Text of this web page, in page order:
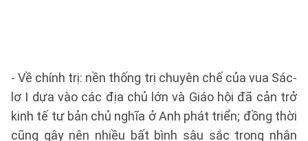
- Về chính trị: nền thống trị chuyên chế của vua Sác-
lơ I dựa vào các địa chủ lớn và Giáo hội đã cản trở
kinh tế tư bản chủ nghĩa ở Anh phát triển; đồng thời
cũng gây nên nhiều bất bình sâu sắc trong nhân